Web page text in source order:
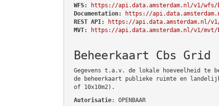
WFS:
https://api.data.amsterdam.nl/v1/wfs/
Documentation:
https://
REST API:
https://api.data.amsterdam.nl/
MVT:
https://api.data.amsterdam.nl/v1/mvt/
Beheerkaart Cbs Grid
Gegevens t.a.v. de lokale hoeveelheid te
de beheerkaart publieke ruimte en landelijk
of 10x10m2).
Autorisatie: OPENBAAR